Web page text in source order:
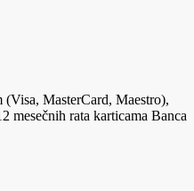
MasterCard, Maestro),
rata karticama Banca